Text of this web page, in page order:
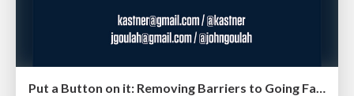
Put a Button on it: Removing Barriers to Going Fast.